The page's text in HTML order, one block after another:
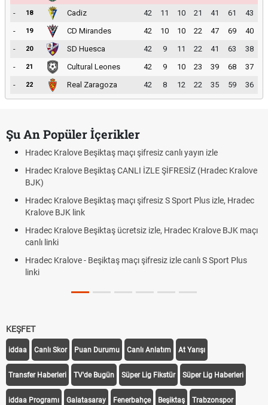
-
18 Cadiz 42 11 10 21 41 61
43
-
19 CD Mirandes 42 10 10 22 47 69
40
-
20 SD Huesca 42 9 11 22 41 63
38
-
21 Cultural Leones 42 9 10 23 39 68
37
-
22 Real Zaragoza 42 8 12 22 35 59 36
Şu An Popüler İçerikler
Hradec Kralove Beşiktaş maçı şifresiz canlı yayın izle
Hradec Kralove Beşiktaş CANLI İZLE ŞİFRESİZ (Hradec Kralove
BJK)
Hradec Kralove Beşiktaş maçı şifresiz S Sport Plus izle, Hradec
Kralove BJK link
Hradec Kralove Beşiktaş ücretsiz izle, Hradec Kralove BJK maçı
canlı linki
Hradec Kralove - Beşiktaş maçı şifresiz izle canlı S Sport Plus
linki
KEŞFET
iddaa Canlı Skor Puan Durumu Canlı Anlatım At Yarışı
Transfer Haberleri TV'de Bugün Süper Lig Fikstür Süper Lig Haberleri
iddaa Programı Galatasaray Fenerbahçe Beşiktaş Trabzonspor